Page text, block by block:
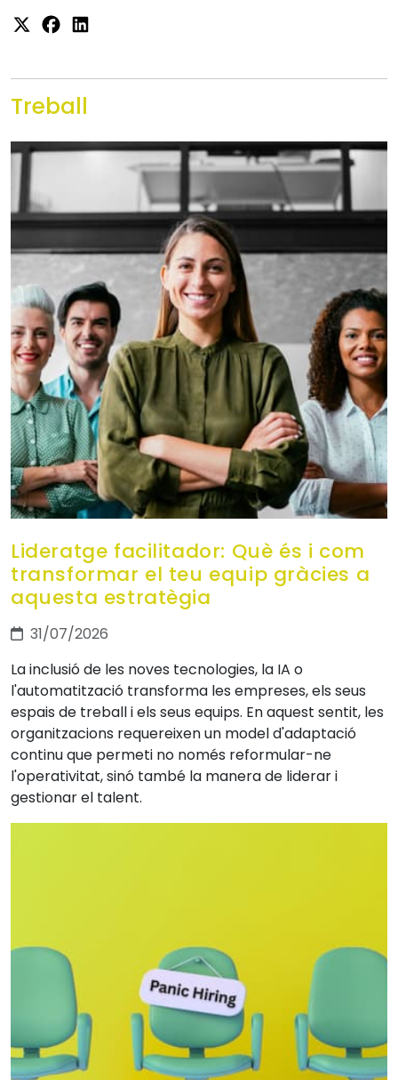
Treball
Lideratge facilitador: Què és i com
transformar el teu equip gràcies a
aquesta estratègia
31/07/2026
La inclusió de les noves tecnologies, la IA o
l'automatització transforma les empreses, els seus
espais de treball i els seus equips. En aquest sentit, les
organitzacions requereixen un model d'adaptació
continu que permeti no només reformular-ne
l'operativitat, sinó també la manera de liderar i
gestionar el talent.